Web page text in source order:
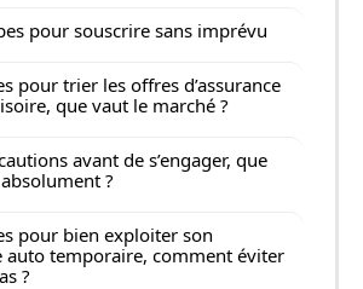
pour souscrire sans imprévu
pour trier les offres d’assurance
que vaut le marché ?
avant de s’engager, que
?
pour bien exploiter son
auto temporaire, comment éviter
?